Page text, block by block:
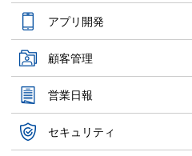
アプリ開発
顧客管理
営業日報
セキュリティ